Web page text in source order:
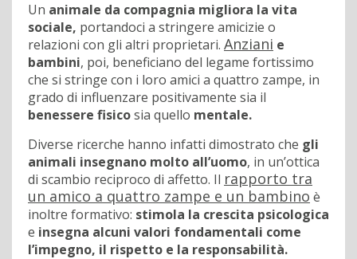
Un animale da compagnia migliora la vita
sociale, portandoci a stringere amicizie o
relazioni con gli altri proprietari. Anziani e
bambini, poi, beneficiano del legame fortissimo
che si stringe con i loro amici a quattro zampe, in
grado di influenzare positivamente sia il
benessere fisicosia quello mentale.
Diverse ricerche hanno infatti dimostrato che gli
animali insegnano molto all’uomo, in un’ottica
di scambio reciproco di affetto. Il rapporto tra
un amico a quattro zampe e un bambino è
inoltre formativo: stimola la crescita psicologica
e insegna alcuni valori fondamentali come
l’impegno, il rispetto e la responsabilità.